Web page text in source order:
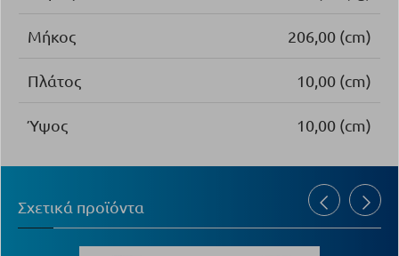
Μήκος 206,00 (cm)
Πλάτος 10,00 (cm)
Ύψος 10,00 (cm)
Σχετικά προϊόντα